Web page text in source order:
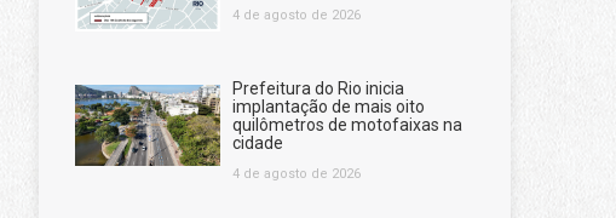
4 de agosto de 2026
Prefeitura do Rio inicia
implantação de mais oito
quilômetros de motofaixas na
cidade
4 de agosto de 2026